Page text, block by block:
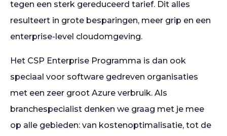
tegen een sterk gereduceerd tarief. Dit alles
resulteert in grote besparingen, meer grip en een
enterprise-level cloudomgeving.
Het CSP Enterprise Programma is dan ook
speciaal voor software gedreven organisaties
met een zeer groot Azure verbruik. Als
branchespecialist denken we graag met je mee
op alle gebieden: van kostenoptimalisatie, tot de